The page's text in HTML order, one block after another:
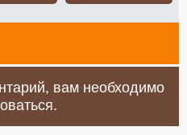
вам необходимо